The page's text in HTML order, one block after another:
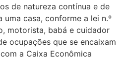
de natureza contínua e de
casa, conforme a lei n.º
motorista, babá e cuidador
ocupações que se encaixam
a Caixa Econômica